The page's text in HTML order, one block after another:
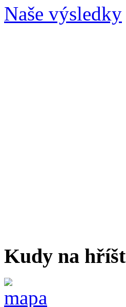
Naše výsledky
Kudy na